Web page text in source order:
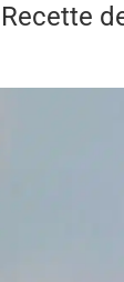
Recette